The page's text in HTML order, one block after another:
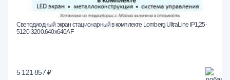
Светодиодный экран стационарный в комплекте Lomberg UltraLine IP1,25-
5120-3200.640x640AF
5 121 857 ₽